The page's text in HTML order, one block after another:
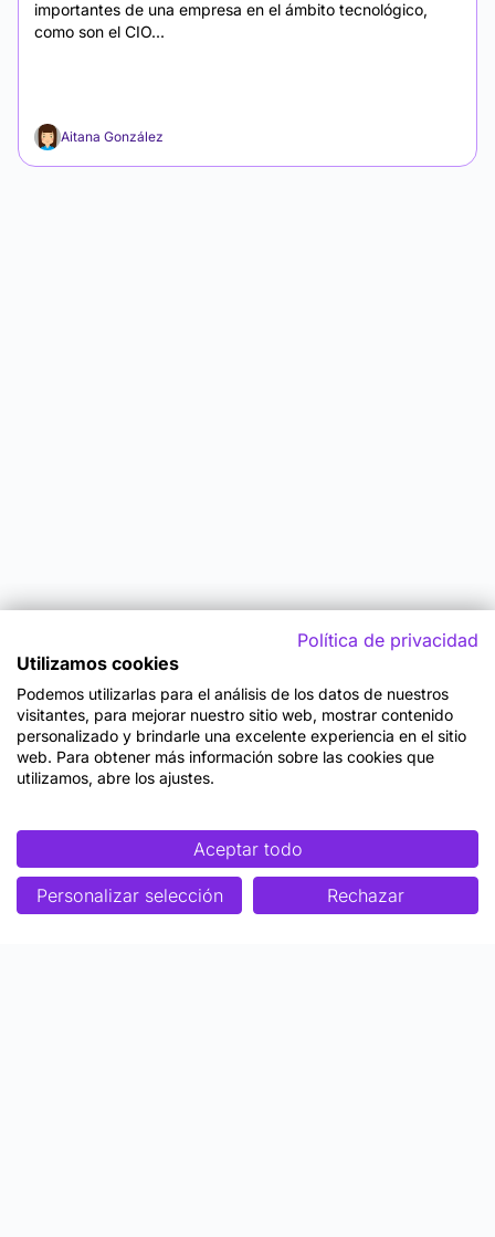
importantes de una empresa en el ámbito tecnológico,
como son el CIO...
Aitana González
Política de privacidad
Utilizamos cookies
Podemos utilizarlas para el análisis de los datos de nuestros
visitantes, para mejorar nuestro sitio web, mostrar contenido
personalizado y brindarle una excelente experiencia en el sitio
web. Para obtener más información sobre las cookies que
utilizamos, abre los ajustes.
Aceptar todo
Personalizar selección Rechazar